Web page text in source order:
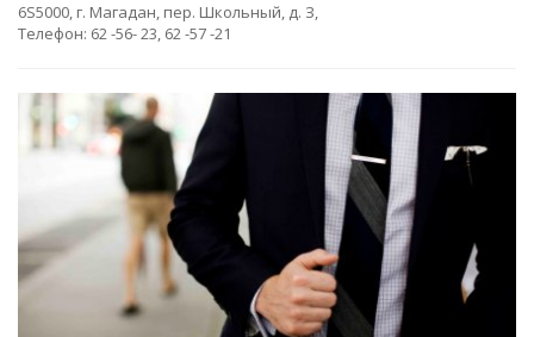
6S5000, г. Магадан, пер. Школьный, д. З,
Телефон: 62 -56- 23, 62 -57 -21